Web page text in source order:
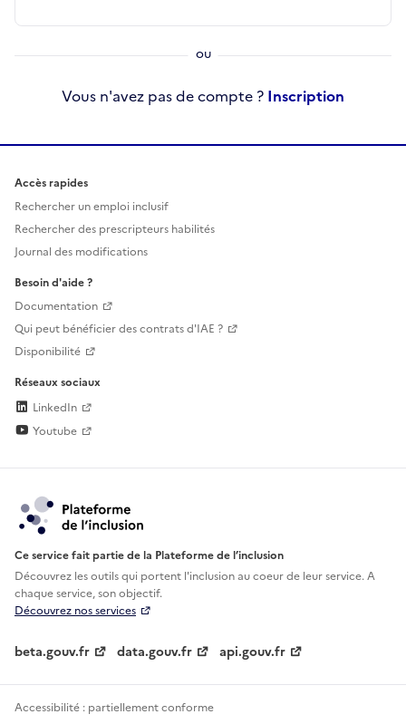
Vous n'avez pas de compte ? Inscription
Accès rapides
Rechercher un emploi inclusif
Rechercher des prescripteurs habilités
Journal des modifications
Besoin d'aide ?
Documentation
Qui peut bénéficier des contrats d'IAE ?
Disponibilité
Réseaux sociaux
LinkedIn
Youtube
Ce service fait partie de la Plateforme de l’inclusion
Découvrez les outils qui portent l'inclusion aucoeur de leur service. A
chaque service, son objectif.
Découvrez nos services
beta.gouv.fr data.gouv.fr api.gouv.fr
Accessibilité : partiellement conforme